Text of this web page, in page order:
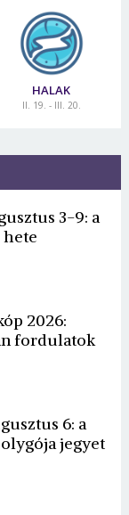
HALAK
II. 19. - III. 20.
3-9: a
2026:
fordulatok
6: a
jegyet